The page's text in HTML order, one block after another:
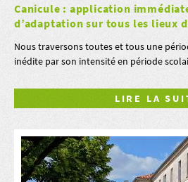
Canicule : application
d’adaptation sur tous les lieux
Nous traversons toutes et tous une
inédite par son intensité en période
LIRE LA